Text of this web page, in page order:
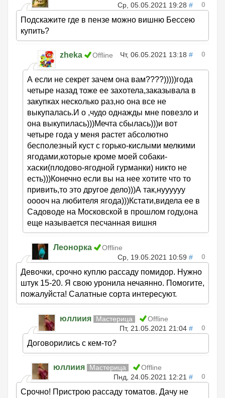
Ср, 05.05.2021 19:28 # 0
Подскажите где в пензе можно вишню Бессею
купить?
zheka Offline Чт, 06.05.2021 13:18 # 0
А если не секрет зачем она вам????)))))года
четыре назад тоже ее захотела,заказывала в
закупках несколько раз,но она все не
выкупалась.И о ,чудо однажды мне повезло и
она выкупилась)))Мечта сбылась)))и вот
четыре года у меня растет абсолютно
бесполезный куст с горько-кислыми мелкими
ягодами,которые кроме моей собаки-
хаски(плодово-ягодной гурманки) никто не
есть)))Конечно если вы на нее хотите что то
привить,то это другое дело)))А так,нуууууу
ооооч на любителя ягода)))Кстати,видела ее в
Садоводе на Московской в прошлом году,она
еще называется песчанная вишня
Леонорка
Offline
Ср, 19.05.2021 10:59 # 0
Девочки, срочно куплю рассаду помидор. Нужно
штук 15-20. Я свою уронила нечаянно. Помогите,
пожалуйста! Салатные сорта интересуют.
юллиия Мастерица
Offline
Пт, 21.05.2021 21:04 # 0
Договорились с кем-то?
юллиия Мастерица
Offline
Пнд, 24.05.2021 12:21 # 0
Срочно! Пристрою рассаду томатов. Дачу не